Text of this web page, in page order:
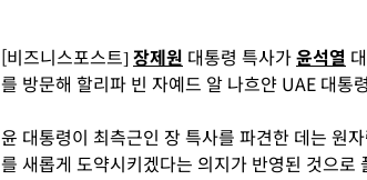
[비즈니스포스트]장제원 대통령 특사가윤석열
를 방문해 할리파 빈 자예드 알 나흐얀 UAE 대통
윤 대통령이 최측근인 장 특사를 파견한 데는 원
를 새롭게 도약시키겠다는 의지가 반영된 것으로